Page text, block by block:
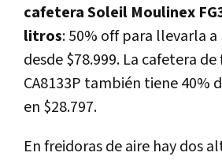
cafetera Soleil Moulinex
litros: 50% off para llevarla a
desde $78.999. La cafetera
CA8133P también tiene 40%
en $28.797.
En freidoras de aire hay dos